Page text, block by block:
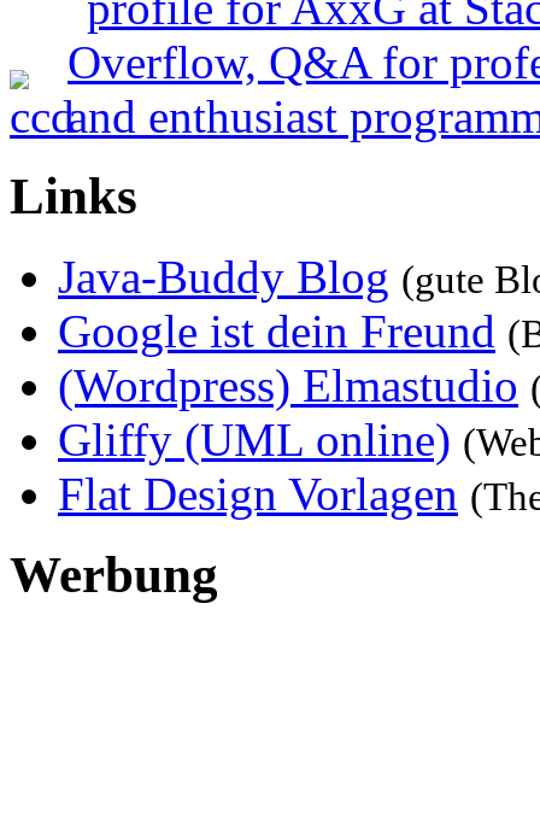
Links
Java-Buddy Blog (gute
Google ist dein Freund
(Wordpress) Elmastudio
Gliffy (UML online)
Flat Design Vorlagen
Werbung